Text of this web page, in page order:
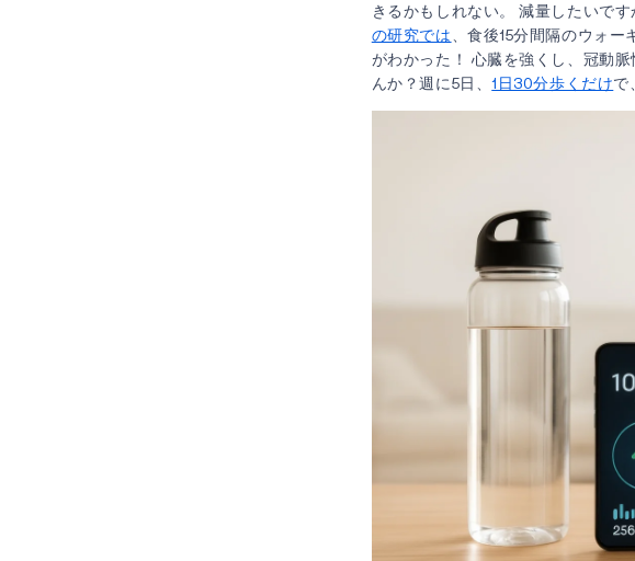
きるかもしれない。 減量したいです
の研究では 、食後15分間隔のウォ
がわかった！ 心臓を強くし、冠動
んか？週に5日、1日30分歩くだけで